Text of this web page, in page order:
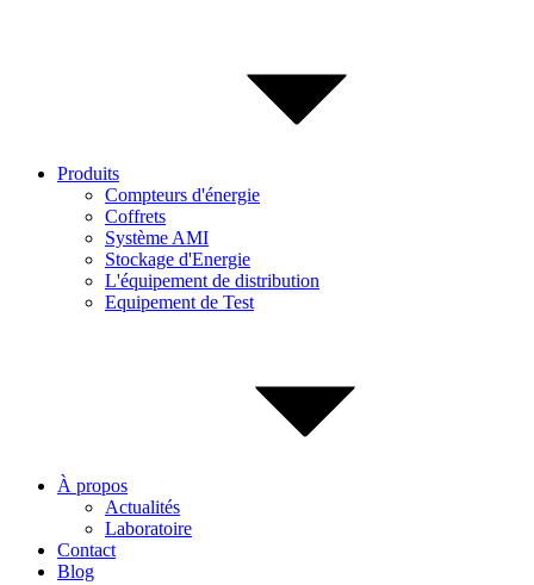
Produits
Compteurs d'énergie
Coffrets
Système AMI
Stockage d'Energie
L'équipement de distribution
Equipement de Test
À propos
Actualités
Laboratoire
Contact
Blog